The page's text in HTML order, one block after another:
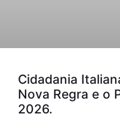
Cidadania
Nova Regra e o
2026.